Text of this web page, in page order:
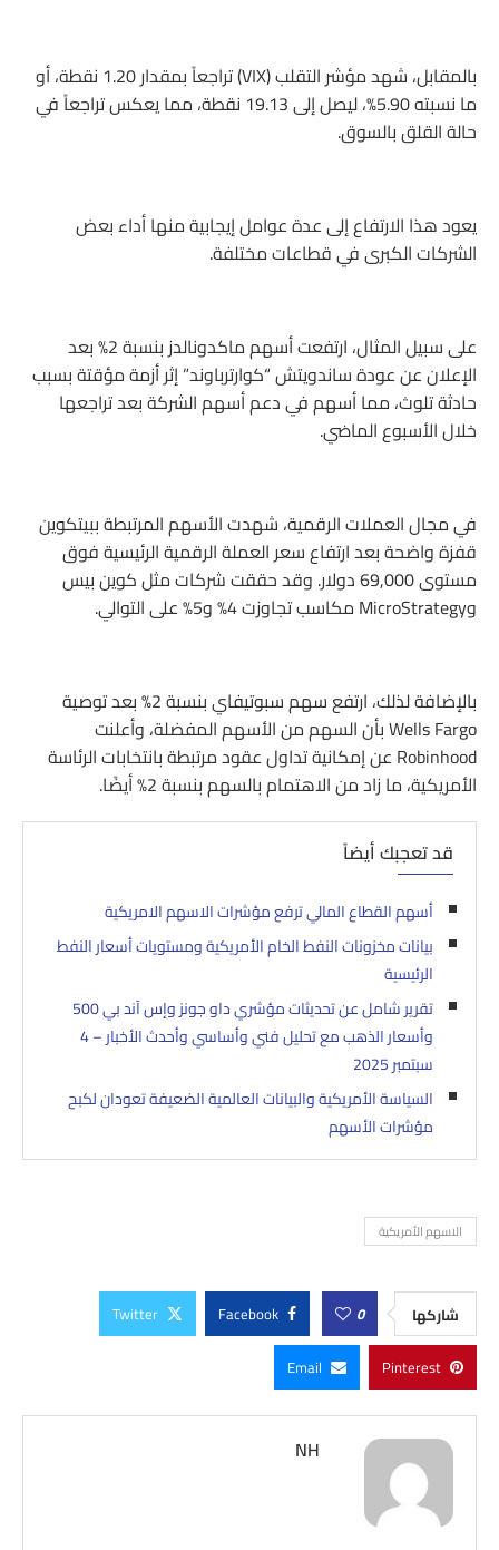
بالمقابل، شهد مؤشر التقلب (VIX) تراجعاً بمقدار 1.20 نقطة، أو
ما نسبته 5.90%، ليصل إلى 19.13 نقطة، مما يعكس تراجعاً في
حالة القلق بالسوق.
يعود هذا الارتفاع إلى عدة عوامل إيجابية منها أداء بعض
الشركات الكبرى في قطاعات مختلفة.
على سبيل المثال، ارتفعت أسهم ماكدونالدز بنسبة 2% بعد
الإعلان عن عودة ساندويتش “كوارترباوند” إثر أزمة مؤقتة بسبب
حادثة تلوث، مما أسهم في دعم أسهم الشركة بعد تراجعها
خلال الأسبوع الماضي.
في مجال العملات الرقمية، شهدت الأسهم المرتبطة ببيتكوين
قفزة واضحة بعد ارتفاع سعر العملة الرقمية الرئيسية فوق
مستوى 69,000 دولار. وقد حققت شركات مثل كوين بيس
وMicroStrategy مكاسب تجاوزت 4% و5% على التوالي.
بالإضافة لذلك، ارتفع سهم سبوتيفاي بنسبة 2% بعد توصية
Wells Fargo بأن السهم من الأسهم المفضلة، وأعلنت
Robinhood عن إمكانية تداول عقود مرتبطة بانتخابات الرئاسة
الأمريكية، ما زاد من الاهتمام بالسهم بنسبة 2% أيضًا.
قد تعجبك أيضاً
أسهم القطاع المالي ترفع مؤشرات الاسهم الامريكية
بيانات مخزونات النفط الخام الأمريكية ومستويات أسعار النفط
الرئيسية
تقرير شامل عن تحديثات مؤشري داو جونز وإس آند بي 500
وأسعار الذهب مع تحليل فني وأساسي وأحدث الأخبار – 4
سبتمبر 2025
السياسة الأمريكية والبيانات العالمية الضعيفة تعودان لكبح
مؤشرات الأسهم
الاسهم الأمريكية
شاركها 0
Facebook
Twitter
Pinterest
Email
NH